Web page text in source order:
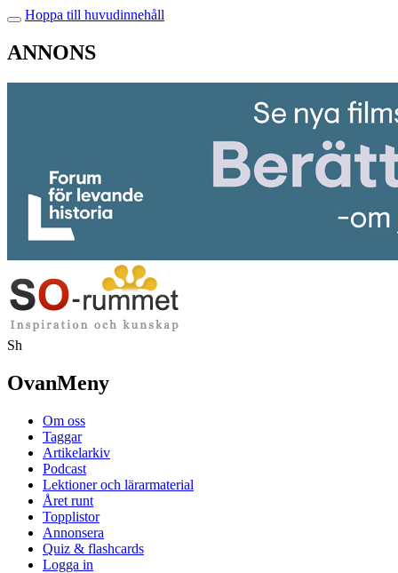
Hoppa till huvudinnehåll
ANNONS
Sh
OvanMeny
Om oss
Taggar
Artikelarkiv
Podcast
Lektioner och lärarmaterial
Året runt
Topplistor
Annonsera
Quiz & flashcards
Logga in